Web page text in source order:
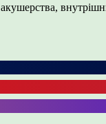
акушерства,